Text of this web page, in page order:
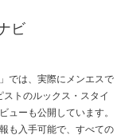
ビ
では、実際にメンエスで
トのルックス・スタイ
ューも公開しています。
も入手可能で、すべての